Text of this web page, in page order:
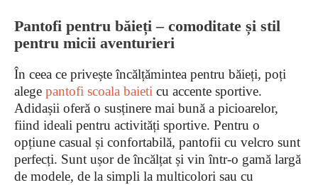
Pantofi pentru băieți – comoditate și stil
pentru micii aventurieri
În ceea ce privește încălțămintea pentru băieți, poți
alege pantofi scoala baieti cu accente sportive.
Adidașii oferă o susținere mai bună a picioarelor,
fiind ideali pentru activități sportive. Pentru o
opțiune casual și confortabilă, pantofii cu velcro sunt
perfecți. Sunt ușor de încălțat și vin într-o gamă largă
de modele, de la simpli la multicolori sau cu